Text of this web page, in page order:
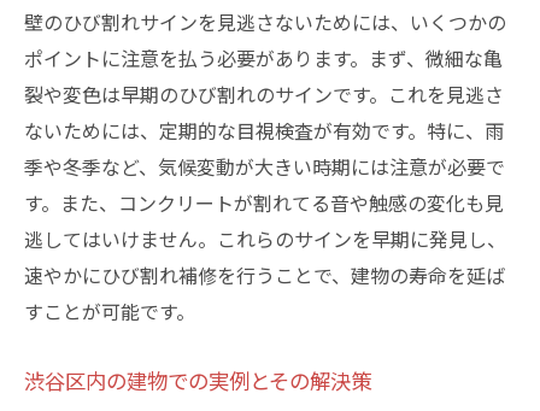
壁のひび割れサインを見逃さないためには、いくつかの
ポイントに注意を払う必要があります。まず、微細な亀
裂や変色は早期のひび割れのサインです。これを見逃さ
ないためには、定期的な目視検査が有効です。特に、雨
季や冬季など、気候変動が大きい時期には注意が必要で
す。また、コンクリートが割れてる音や触感の変化も見
逃してはいけません。これらのサインを早期に発見し、
速やかにひび割れ補修を行うことで、建物の寿命を延ば
すことが可能です。
渋谷区内の建物での実例とその解決策